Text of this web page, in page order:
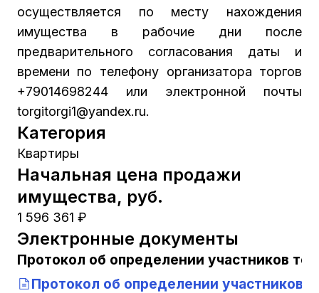
осуществляется по месту нахождения
имущества в рабочие дни после
предварительного согласования даты и
времени по телефону организатора торгов
+79014698244 или электронной почты
torgitorgi1@yandex.ru.
Категория
Квартиры
Начальная цена продажи
имущества, руб.
1 596 361 ₽
Электронные документы
Протокол об определении участников
Протокол об определении участников